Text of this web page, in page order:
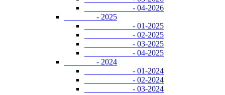
- 04-2026
- 2025
- 01-2025
- 02-2025
- 03-2025
- 04-2025
- 2024
- 01-2024
- 02-2024
- 03-2024